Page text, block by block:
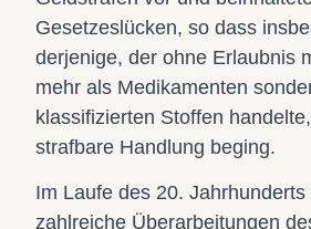
Gesetzeslücken, so dass
derjenige, der ohne Erlaubnis
mehr als Medikamenten
klassifizierten Stoffen
strafbare Handlung beging.
Im Laufe des 20. Jahrhunderts
zahlreiche Überarbeitungen